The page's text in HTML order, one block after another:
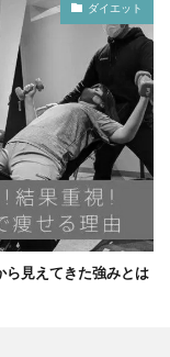
ダイエット
ら見えてきた強みとは